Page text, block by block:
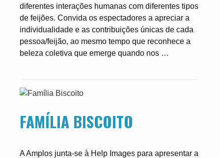
diferentes interações humanas com diferentes tipos
de feijões. Convida os espectadores a apreciar a
individualidade e as contribuições únicas de cada
pessoa/feijão, ao mesmo tempo que reconhece a
beleza coletiva que emerge quando nos …
FAMÍLIA BISCOITO
A Amplos junta-se à Help Images para apresentar a